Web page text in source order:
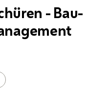
- Bau-